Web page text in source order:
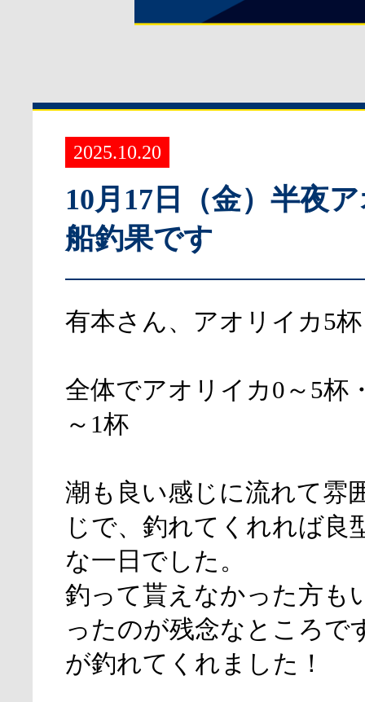
2025.10.20
10月17日（金）半夜
船釣果です
有本さん、アオリイカ5杯
全体でアオリイカ0～5杯
～1杯
潮も良い感じに流れて雰
じで、釣れてくれれば良
な一日でした。
釣って貰えなかった方も
ったのが残念なところで
が釣れてくれました！